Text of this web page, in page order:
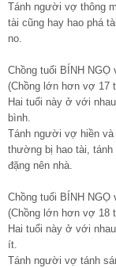
Tánh người vợ thông
tài cũng hay hao phá
no.
Chồng tuổi BÍNH NGỌ
(Chồng lớn hơn vợ 17
Hai tuổi này ở với
bình.
Tánh người vợ hiền và
thường bị hao tài, tánh
đặng nên nhà.
Chồng tuổi BÍNH
(Chồng lớn hơn vợ 18
Hai tuổi này ở với
ít.
Tánh người vợ tánh